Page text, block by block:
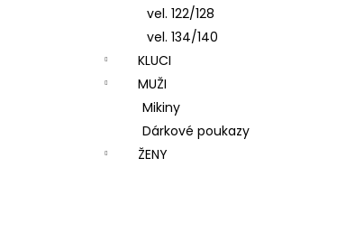
vel. 122/128
vel. 134/140
KLUCI
MUŽI
Mikiny
Dárkové poukazy
ŽENY